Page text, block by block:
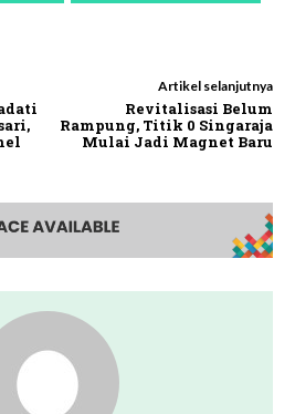
Artikel selanjutnya
Revitalisasi Belum
Rampung, Titik 0 Singaraja
Mulai Jadi Magnet Baru